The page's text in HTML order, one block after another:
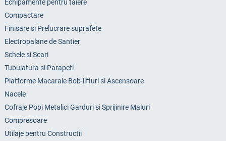
Echipamente pentru taiere
Compactare
Finisare si Prelucrare suprafete
Electropalane de Santier
Schele si Scari
Tubulatura si Parapeti
Platforme Macarale Bob-lifturi si Ascensoare
Nacele
Cofraje Popi Metalici Garduri si Sprijinire Maluri
Compresoare
Utilaje pentru Constructii